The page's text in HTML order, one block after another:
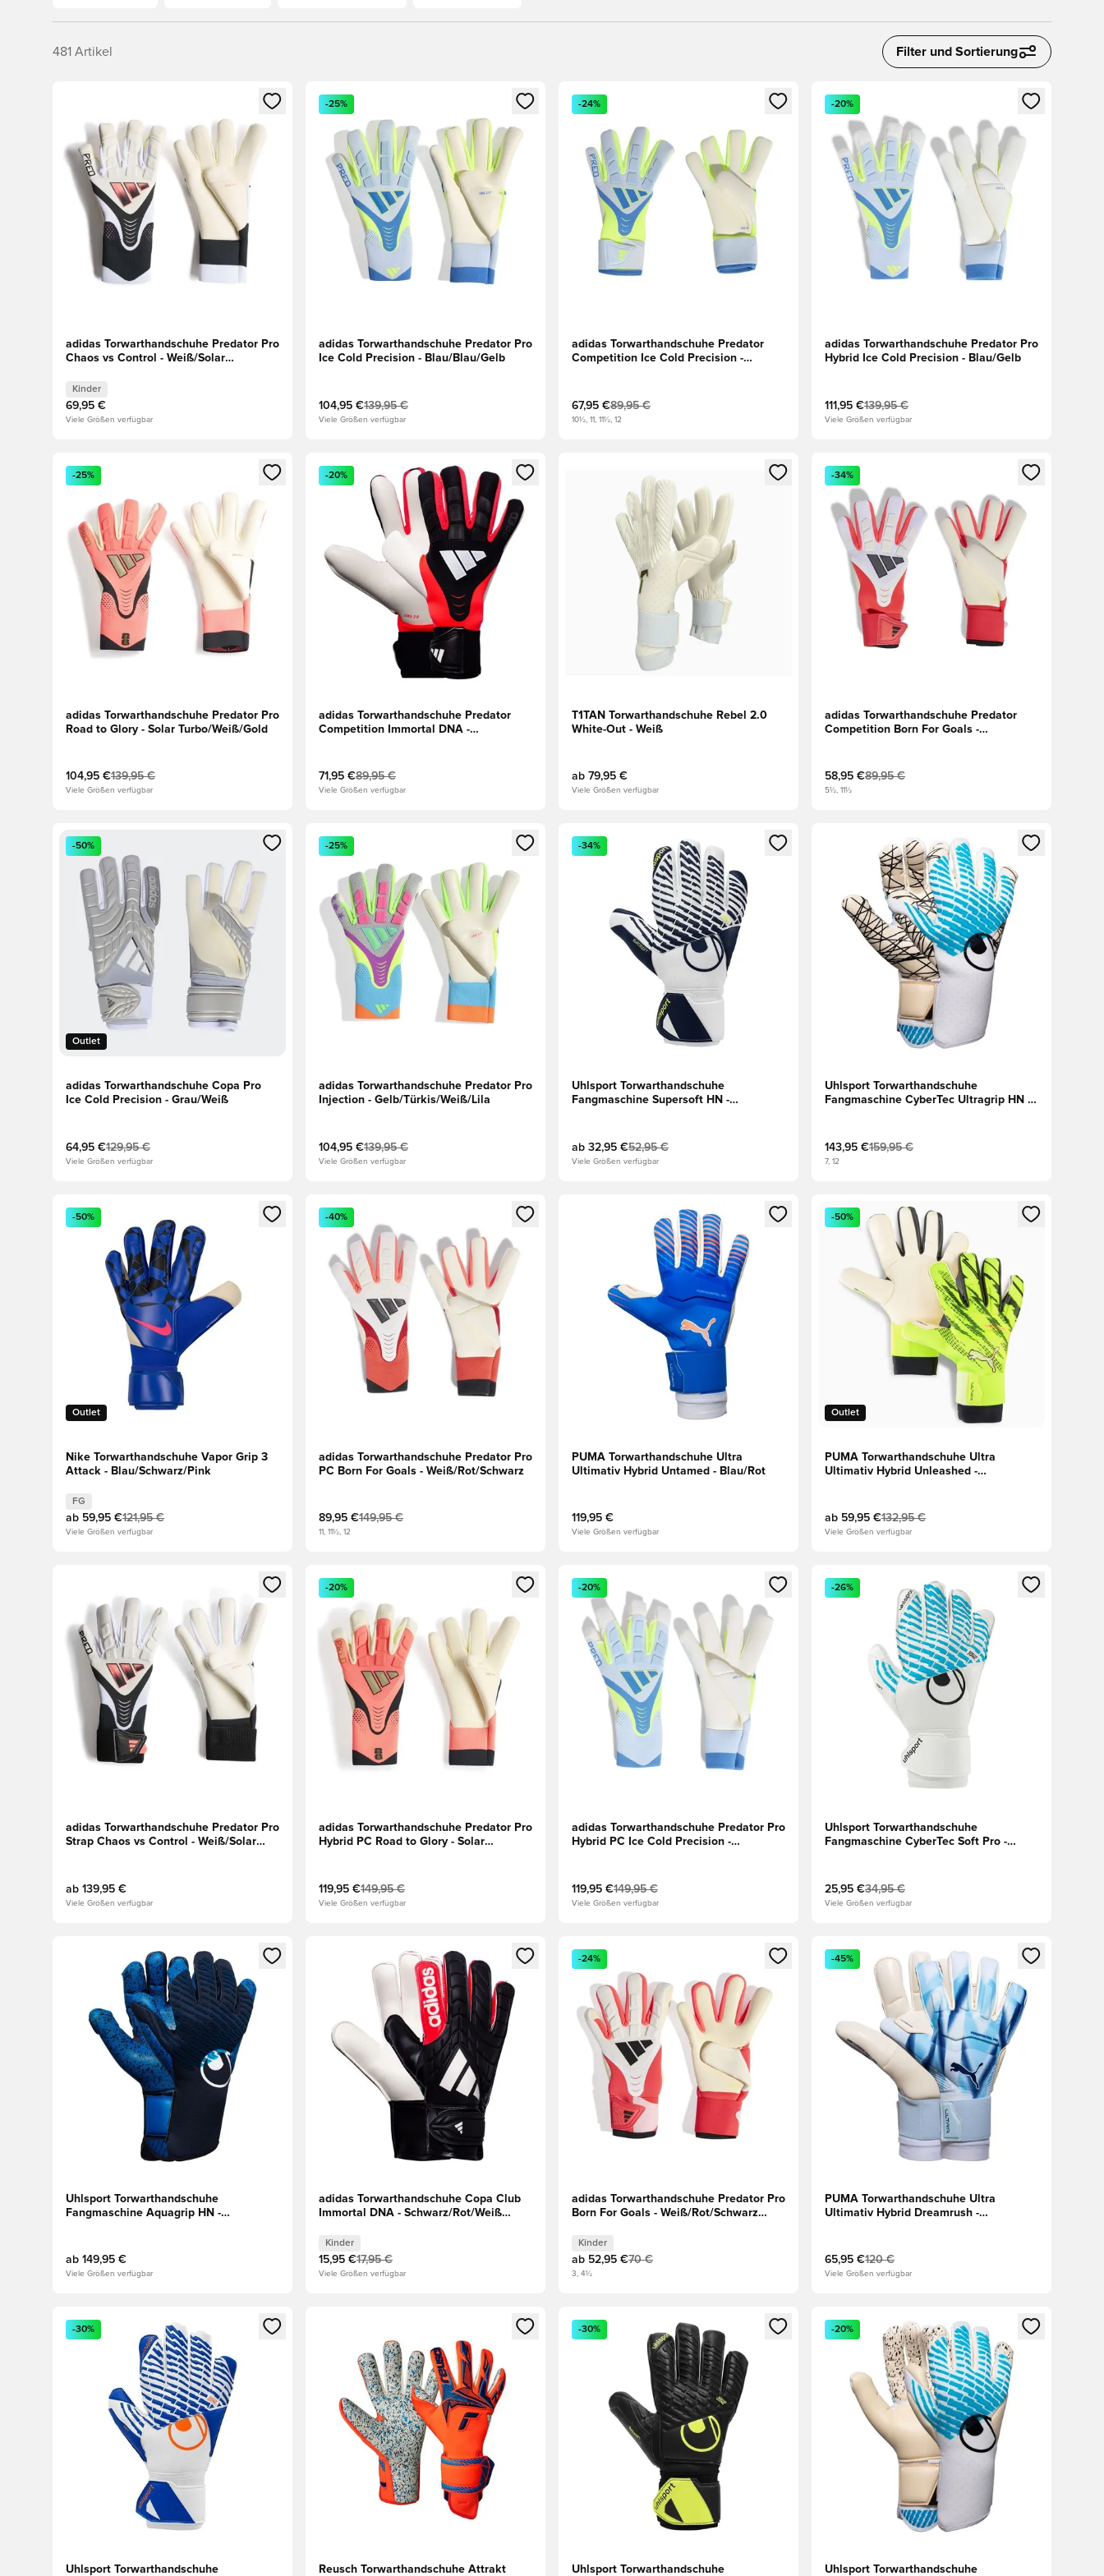
481 Artikel Filter und Sortierung
Öffnet ein neues Fenster zum Anmelden oder Registrieren als Mitglied
adidas Torwarthandschuhe Predator Pro
Chaos vs Control - Weiß/Solar
Kinder
69,95 €
Viele Größen verfügbar
Öffnet ein neues Fenster zum Anmelden oder Registrieren als Mitglied
-25%
adidas Torwarthandschuhe Predator Pro
Ice Cold Precision - Blau/Blau/Gelb
104,95 €139,95 €
Viele Größen verfügbar
Öffnet ein neues Fenster zum Anmelden oder Registrieren als Mitglied
-24%
adidas Torwarthandschuhe Predator
Competition Ice Cold Precision -
67,95 €89,95 €
10½, 11, 11½, 12
Öffnet ein neues Fenster zum Anmelden oder
-20%
adidas Torwarthandschuhe Predator Pro
Hybrid Ice Cold Precision - Blau/Gelb
111,95 €139,95 €
Viele Größen verfügbar
Öffnet ein neues Fenster zum Anmelden oder Registrieren als Mitglied
-25%
adidas Torwarthandschuhe Predator Pro
Road to Glory - Solar Turbo/Weiß/Gold
104,95 €139,95 €
Viele Größen verfügbar
Öffnet ein neues Fenster zum Anmelden oder Registrieren als Mitglied
-20%
adidas Torwarthandschuhe Predator
Competition Immortal DNA -
71,95 €89,95 €
Viele Größen verfügbar
Öffnet ein neues Fenster zum Anmelden oder Registrieren als Mitglied
T1TAN Torwarthandschuhe Rebel 2.0
White-Out - Weiß
ab 79,95 €
Viele Größen verfügbar
Öffnet ein neues Fenster zum Anmelden oder
-34%
adidas Torwarthandschuhe Predator
Competition Born For Goals -
58,95 €89,95 €
5½, 11½
Öffnet ein neues Fenster zum Anmelden oder Registrieren als Mitglied
Outlet
-50%
adidas Torwarthandschuhe Copa Pro
Ice Cold Precision - Grau/Weiß
64,95 €129,95 €
Viele Größen verfügbar
Öffnet ein neues Fenster zum Anmelden oder Registrieren als Mitglied
-25%
adidas Torwarthandschuhe Predator Pro
Injection - Gelb/Türkis/Weiß/Lila
104,95 €139,95 €
Viele Größen verfügbar
Öffnet ein neues Fenster zum Anmelden oder Registrieren als Mitglied
-34%
Uhlsport Torwarthandschuhe
Fangmaschine Supersoft HN -
ab 32,95 €52,95 €
Viele Größen verfügbar
Öffnet ein neues Fenster zum Anmelden oder
Uhlsport Torwarthandschuhe
Fangmaschine CyberTec Ultragrip HN -
143,95 €159,95 €
7, 12
Öffnet ein neues Fenster zum Anmelden oder Registrieren als Mitglied
Outlet
-50%
Nike Torwarthandschuhe Vapor Grip 3
Attack - Blau/Schwarz/Pink
FG
ab 59,95 €121,95 €
Viele Größen verfügbar
Öffnet ein neues Fenster zum Anmelden oder Registrieren als Mitglied
-40%
adidas Torwarthandschuhe Predator Pro
PC Born For Goals - Weiß/Rot/Schwarz
89,95 €149,95 €
11, 11½, 12
Öffnet ein neues Fenster zum Anmelden oder Registrieren als Mitglied
PUMA Torwarthandschuhe Ultra
Ultimativ Hybrid Untamed - Blau/Rot
119,95 €
Viele Größen verfügbar
Öffnet ein neues Fenster zum Anmelden oder
Outlet
-50%
PUMA Torwarthandschuhe Ultra
Ultimativ Hybrid Unleashed -
ab 59,95 €132,95 €
Viele Größen verfügbar
Öffnet ein neues Fenster zum Anmelden oder Registrieren als Mitglied
adidas Torwarthandschuhe Predator Pro
Strap Chaos vs Control - Weiß/Solar
ab 139,95 €
Viele Größen verfügbar
Öffnet ein neues Fenster zum Anmelden oder Registrieren als Mitglied
-20%
adidas Torwarthandschuhe Predator Pro
Hybrid PC Road to Glory - Solar
119,95 €149,95 €
Viele Größen verfügbar
Öffnet ein neues Fenster zum Anmelden oder Registrieren als Mitglied
-20%
adidas Torwarthandschuhe Predator Pro
Hybrid PC Ice Cold Precision -
119,95 €149,95 €
Viele Größen verfügbar
Öffnet ein neues Fenster zum Anmelden oder
-26%
Uhlsport Torwarthandschuhe
Fangmaschine CyberTec Soft Pro -
25,95 €34,95 €
Viele Größen verfügbar
Öffnet ein neues Fenster zum Anmelden oder Registrieren als Mitglied
Uhlsport Torwarthandschuhe
Fangmaschine Aquagrip HN -
ab 149,95 €
Viele Größen verfügbar
Öffnet ein neues Fenster zum Anmelden oder Registrieren als Mitglied
adidas Torwarthandschuhe Copa Club
Immortal DNA - Schwarz/Rot/Weiß
Kinder
15,95 €17,95 €
Viele Größen verfügbar
Öffnet ein neues Fenster zum Anmelden oder Registrieren als Mitglied
-24%
adidas Torwarthandschuhe Predator Pro
Born For Goals - Weiß/Rot/Schwarz
Kinder
ab 52,95 €70 €
3, 4½
Öffnet ein neues Fenster zum Anmelden oder
-45%
PUMA Torwarthandschuhe Ultra
Ultimativ Hybrid Dreamrush -
65,95 €120 €
Viele Größen verfügbar
Öffnet ein neues Fenster zum Anmelden oder Registrieren als Mitglied
-30%
Uhlsport Torwarthandschuhe
Öffnet ein neues Fenster zum Anmelden oder Registrieren als Mitglied
Reusch Torwarthandschuhe Attrakt
Öffnet ein neues Fenster zum Anmelden oder Registrieren als Mitglied
-30%
Uhlsport Torwarthandschuhe
Öffnet ein neues Fenster zum Anmelden oder
-20%
Uhlsport Torwarthandschuhe